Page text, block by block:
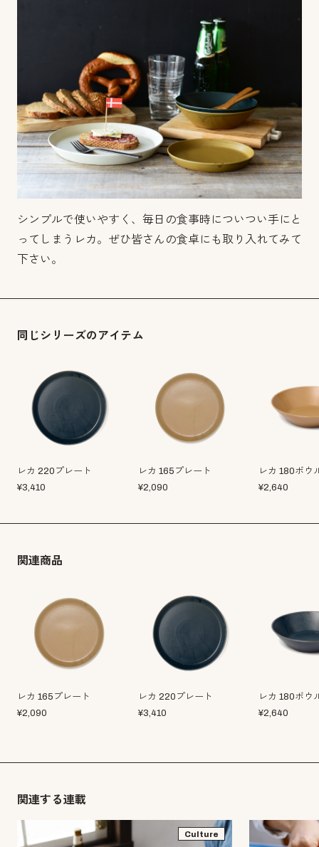
シンプルで使いやすく、毎日の食事時についつい手にと
ってしまうレカ。ぜひ皆さんの食卓にも取り入れてみて
下さい。
同じシリーズのアイテム
レカ 220プレート
¥3,410
レカ 165プレート
¥2,090
レカ 180ボウ
¥2,640
関連商品
レカ 165プレート
¥2,090
レカ 220プレート
¥3,410
レカ 180ボウ
¥2,640
関連する連載
Culture